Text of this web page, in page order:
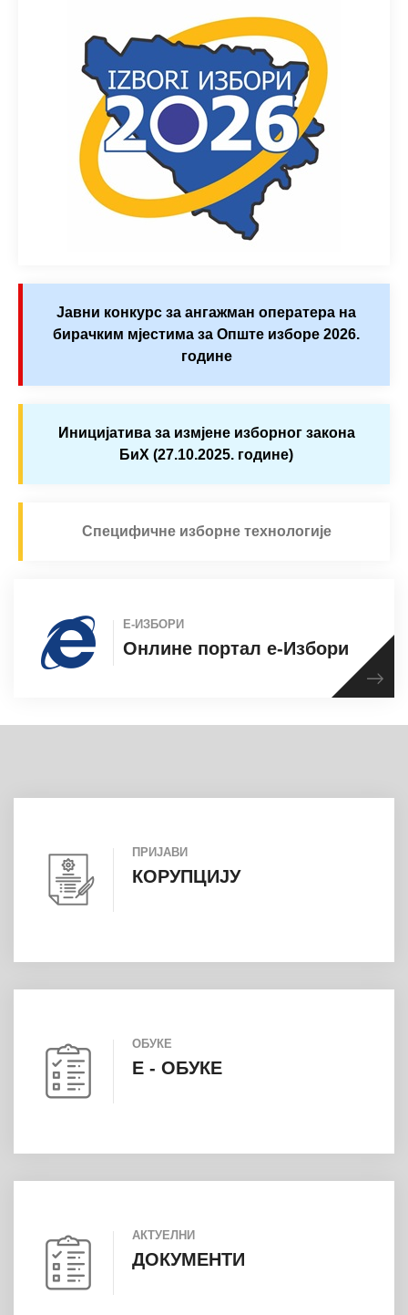
Јавни конкурс за ангажман оператера на
бирачким мјестима за Опште изборе 2026.
године
Иницијатива за измјене изборног закона
БиХ (27.10.2025. године)
Специфичне изборне технологије
Е-ИЗБОРИ
Онлине портал е-Избори
ПРИЈАВИ
КОРУПЦИЈУ
ОБУКЕ
E - ОБУКЕ
АКТУЕЛНИ
ДОКУМЕНТИ